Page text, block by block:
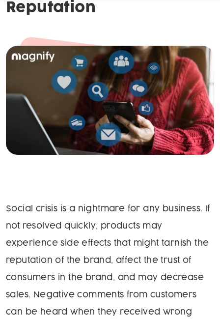
Reputation
Social crisis is a nightmare for any business. If
not resolved quickly, products may
experience side effects that might tarnish the
reputation of the brand, affect the trust of
consumers in the brand, and may decrease
sales. Negative comments from customers
can be heard when they received wrong